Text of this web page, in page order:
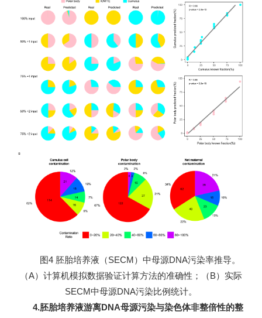
图4 胚胎培养液（SECM）中母源DNA污染率推导。
（A）计算机模拟数据验证计算方法的准确性；（B）实际
SECM中母源DNA污染比例统计。
4.胚胎培养液游离DNA母源污染与染色体非整倍性的整